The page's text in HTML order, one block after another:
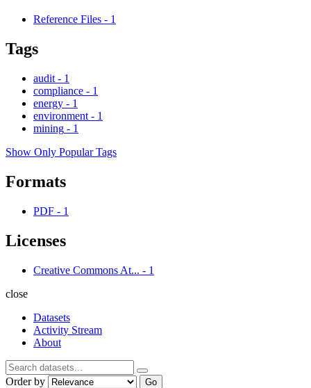
Reference Files - 1
Tags
audit - 1
compliance - 1
energy - 1
environment - 1
mining - 1
Show Only Popular Tags
Formats
PDF - 1
Licenses
Creative Commons At... - 1
close
Datasets
Activity Stream
About
Order by Go